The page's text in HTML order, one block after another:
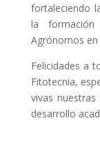
fortaleciendo
la
Agrónomos
Felicidades a
Fitotecnia,
vivas
desarrollo